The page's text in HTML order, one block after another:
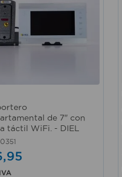
de 7" con
táctil WiFi. - DIEL
,95